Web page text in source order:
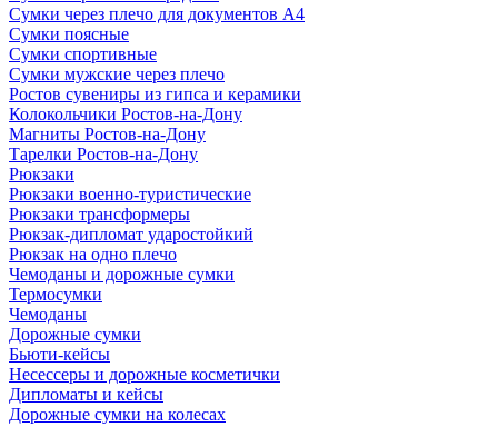
Сумки через плечо для документов А4
Сумки поясные
Сумки спортивные
Сумки мужские через плечо
Ростов сувениры из гипса и керамики
Колокольчики Ростов-на-Дону
Магниты Ростов-на-Дону
Тарелки Ростов-на-Дону
Рюкзаки
Рюкзаки военно-туристические
Рюкзаки трансформеры
Рюкзак-дипломат ударостойкий
Рюкзак на одно плечо
Чемоданы и дорожные сумки
Термосумки
Чемоданы
Дорожные сумки
Бьюти-кейсы
Несессеры и дорожные косметички
Дипломаты и кейсы
Дорожные сумки на колесах